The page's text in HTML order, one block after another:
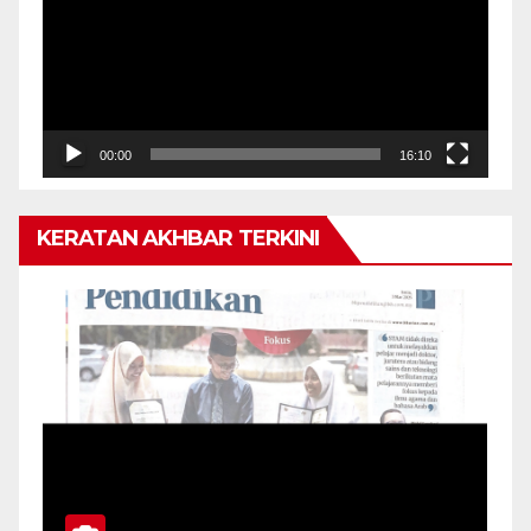
00:00 16:10
KERATAN AKHBAR TERKINI